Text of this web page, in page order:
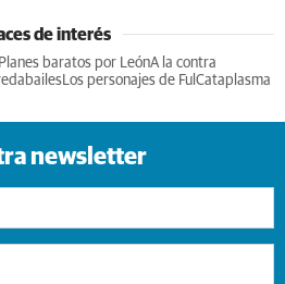
de interés
Planes baratos por LeónA la contra
Los personajes de Ful Cataplasma
newsletter